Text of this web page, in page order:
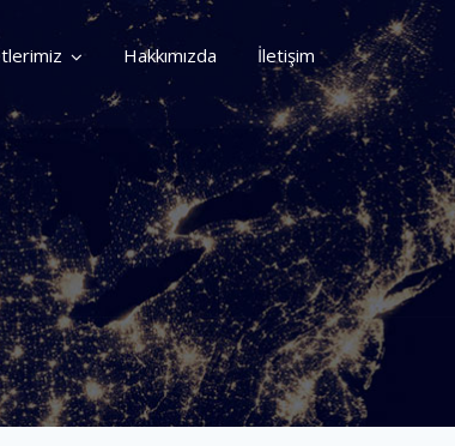
Hakkımızda İletişim